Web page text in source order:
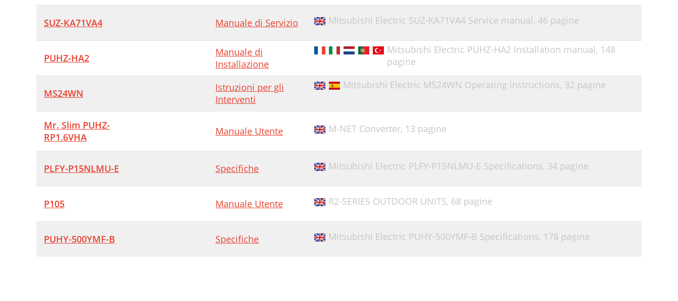
SUZ-KA71VA4 Manuale di Servizio Mitsubishi Electric SUZ-KA71VA4 Service manual, 46 pagine
PUHZ-HA2
Manuale di
Installazione
Mitsubishi Electric PUHZ-HA2 Installation manual, 148
pagine
MS24WN
Istruzioni per gli
Interventi
Mitsubishi Electric MS24WN Operating instructions, 32 pagine
Mr. Slim PUHZ-
RP1.6VHA
Manuale Utente M-NET Converter, 13 pagine
PLFY-P15NLMU-E Specifiche Mitsubishi Electric PLFY-P15NLMU-E Specifications, 34 pagine
P105 Manuale Utente R2-SERIES OUTDOOR UNITS, 68 pagine
PUHY-500YMF-B Specifiche Mitsubishi Electric PUHY-500YMF-B Specifications, 178 pagine